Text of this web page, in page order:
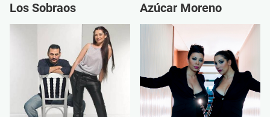
Los Sobraos Azúcar Moreno